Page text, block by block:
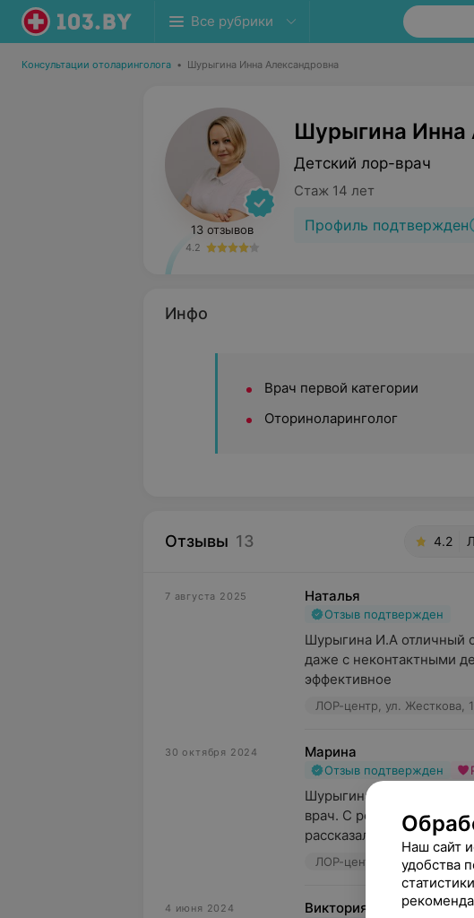
Все рубрики
Консультации отоларинголога • Шурыгина Инна Александровна
13 отзывов
4.2
Шурыгина Инна
Детский лор-врач
Стаж 14 лет
Профиль подтвержден
Инфо
Врач первой категории
Оториноларинголог
Отзывы 13 4.2
7 августа 2025 Наталья
Отзыв подтвержден
Шурыгина И.А отличный
даже с неконтактными
эффективное
ЛОР-центр, ул. Жесткова,
30 октября 2024 Марина
Отзыв подтвержден
Шурыгина ИА. Очень
врач. С ребенком нашла
рассказала, ответила на
ЛОР-центр, ул. Жесткова,
4 июня 2024 Виктория
Наш сайт
удобства